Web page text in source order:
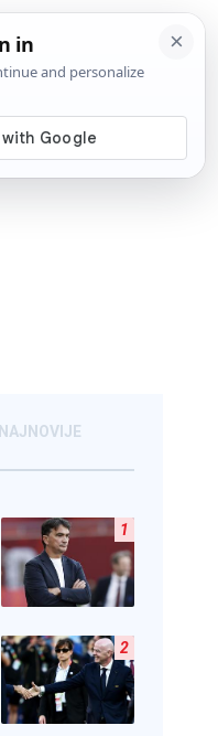
NAJNOVIJE
1
2